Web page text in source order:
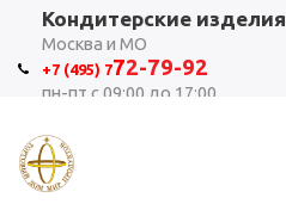
Кондитерские изделия
Москва и МО
+7 (495) 772-79-92
пн-пт с 09:00 до 17:00